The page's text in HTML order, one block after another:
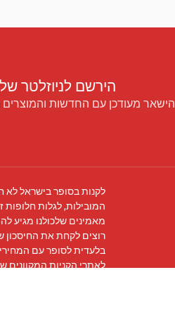
הירשם לניוזלטר
הישאר מעודכן עם החדשות והמוצרים
לקנות בסופר בישראל לא
המובילות, לגלות חלופות
מאמינים שלכולנו מגיע
רוצים לקחת את
בלעדית לסופר עם
לאתרי הקניות המקוונים